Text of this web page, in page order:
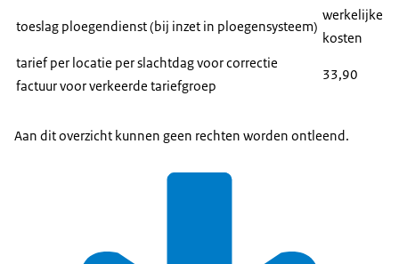
toeslag ploegendienst (bij inzet in ploegensysteem)
werkelijke
kosten
tarief per locatie per slachtdag voor correctie
factuur voor verkeerde tariefgroep
33,90
Aan dit overzicht kunnen geen rechten worden ontleend.